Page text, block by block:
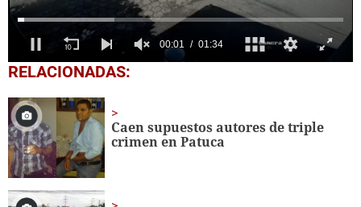
0
seconds
1
minute,
34
seconds
RELACIONADAS:
Caen supuestos autores de triple
crimen en Patuca